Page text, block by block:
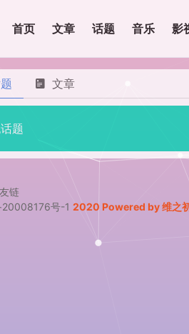
首页 文章 话题 音乐 影
文章
题
友链
号-1 2020 Powered by 维之